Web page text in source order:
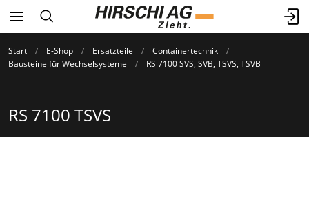
Start E-Shop Ersatzteile
Containertechnik
Bausteine für Wechselsysteme
RS 7100 SVS, SVB, TSVS, TSVB
RS 7100 TSVS